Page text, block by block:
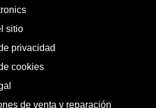
sitio
privacidad
cookies
de venta y reparación